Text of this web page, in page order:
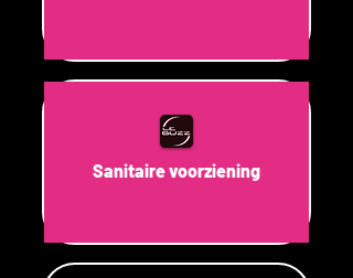
Sanitaire voorziening